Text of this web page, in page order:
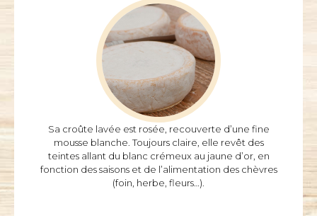
Sa croûte lavée est rosée, recouverte d’une fine
mousse blanche. Toujours claire, elle revêt des
teintes allant du blanc crémeux au jaune d’or, en
fonction des saisons et de l’alimentation des chèvres
(foin, herbe, fleurs…).